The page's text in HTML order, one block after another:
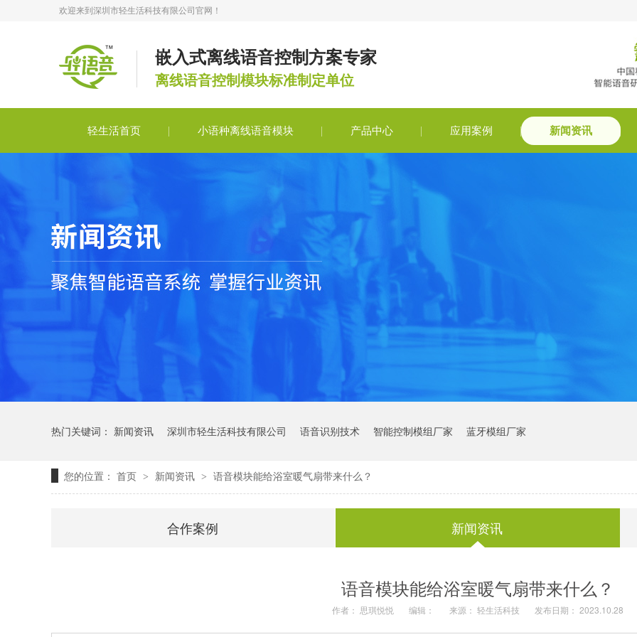
欢迎来到深圳市轻生活科技有限公司官网！
嵌入式离线语音控制方案专家
离线语音控制模块标准制定单位
轻生活首页 小语种离线语音模块 产品中心 应用案例 新闻资讯
热门关键词： 新闻资讯 深圳市轻生活科技有限公司 语音识别技术 智能控制模组厂家 蓝牙模组厂家
您的位置： 首页 > 新闻资讯 > 语音模块能给浴室暖气扇带来什么？
合作案例 新闻资讯
语音模块能给浴室暖气扇带来什么？
作者： 思琪悦悦 编辑： 来源： 轻生活科技 发布日期： 2023.10.28